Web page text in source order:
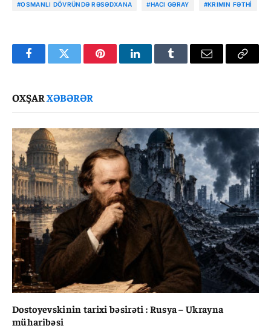
#OSMANLI DÖVRÜNDƏ RƏSƏDXANA #HACI GƏRAY #KRIMIN FƏTHI
FacebookTwitter PinterestLinkedInTumblr Email
Copy
OXŞARXƏBƏRƏR
Dostoyevskinin tarixi bəsirəti : Rusya – Ukrayna
müharibəsi